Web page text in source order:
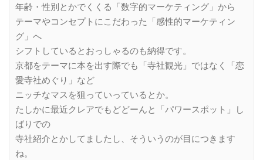
年齢・性別とかでくくる「数字的マーケティング」から
テーマやコンセプトにこだわった「感性的マーケティン
グ」へ
シフトしているとおっしゃるのも納得です。
京都をテーマに本を出す際でも「寺社観光」ではなく「恋
愛寺社めぐり」など
ニッチなマスを狙っていっているとか。
たしかに最近クレアでもどどーんと「パワースポット」し
ばりでの
寺社紹介とかしてましたし、そういうのが目につきます
ね。